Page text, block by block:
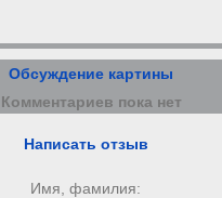
Обсуждение картины
Комментариев пока нет
Написать отзыв
Имя, фамилия: